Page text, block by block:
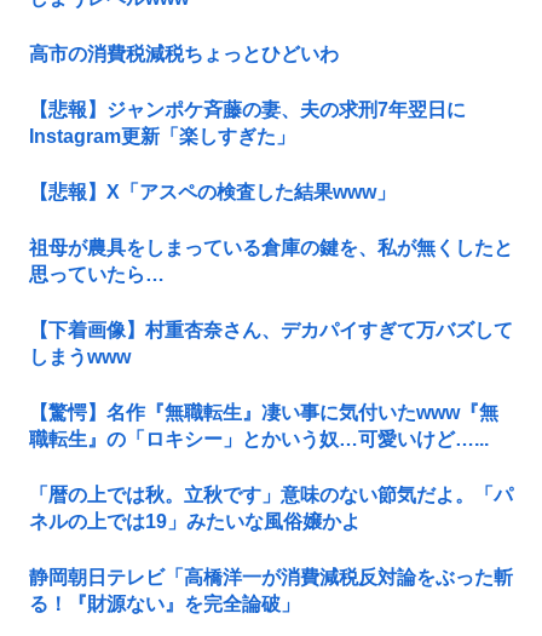
高市の消費税減税ちょっとひどいわ
【悲報】ジャンポケ斉藤の妻、夫の求刑7年翌日に
Instagram更新「楽しすぎた」
【悲報】X「アスペの検査した結果www」
祖母が農具をしまっている倉庫の鍵を、私が無くしたと
思っていたら…
【下着画像】村重杏奈さん、デカパイすぎて万バズして
しまうwww
【驚愕】名作『無職転生』凄い事に気付いたwww『無
職転生』の「ロキシー」とかいう奴…可愛いけど…...
「暦の上では秋。立秋です」意味のない節気だよ。「パ
ネルの上では19」みたいな風俗嬢かよ
静岡朝日テレビ「高橋洋一が消費減税反対論をぶった斬
る！『財源ない』を完全論破」